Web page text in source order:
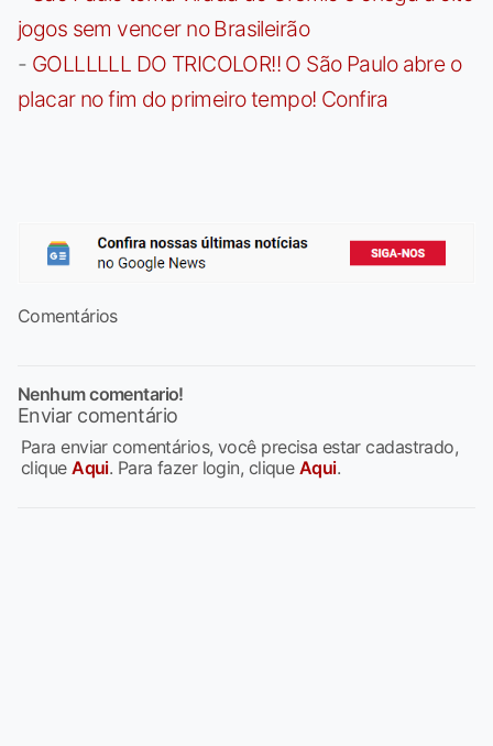
jogos sem vencer no Brasileirão
- GOLLLLLL DO TRICOLOR!! O São Paulo abre o
placar no fim do primeiro tempo! Confira
Comentários
Nenhum comentario!
Enviar comentário
Para enviar comentários, você precisa estar cadastrado,
cliqueAqui. Para fazer login, clique Aqui.